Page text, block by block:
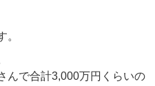
。
んで合計3,000万円くらいの